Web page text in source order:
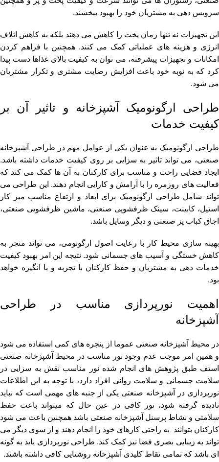
سرویس دهی به مشتریان خود را بهبود ببخشند.
این تجهیزات نه تنها زمان پخت را کاهش می دهند بلکه به کاهش اتلاف
انرژی و هزینه های عملیاتی کمک می کنند. همچنین با فراهم کردن
امکانات و تجهیزات پیشرفته، می توان به کیفیت بالای غذاها دست پیدا
کرد که به نوبه خود باعث افزایش رضایت مشتری و تکرار مشتریان
می شود.
طراحی ارگونومیک آشپزخانه و تاثیر آن بر
کیفیت خدمات
طراحی ارگونومیک به عنوان یکی از عوامل مهم در طراحی آشپزخانه
صنعتی، می تواند تاثیر به سزایی بر روی کیفیت خدمات داشته باشد.
ایجاد فضایی راحت و مناسب برای کارکنان به آن ها کمک می کند که
فعالیت های روزمره را با آرامش و کارایی انجام دهند. این طراحی می
تواند شامل طراحی ارگونومیک برای ابعاد و ارتفاع مناسب میز کار
استیل، کابینت، سینک ظرفشویی صنعتی، ماشین ظرفشویی صنعتی،
اجاق کباب پز صنعتی و دیگر وسایل باشد.
بهینه سازی محیط کار با رعایت اصول ارگونومی، می تواند منجر به
کاهش خستگی و آسیب های جسمانی شود. نتیجه این امر بهبود کیفیت
خدمات دهی به مشتریان و حفظ کارکنان با تجربه و با انگیزه خواهد
بود.
اهمیت نورپردازی مناسب در طراحی
آشپزخانه
در محیط آشپزخانه صنعتی عموما از پنجره های کمی استفاده می شود
و همین امر موجب عدم وجود نور مناسب در محیط آشپزخانه صنعتی
استف طبق پژوهش های انجام شده نور مناسب نقش به سزایی در
سلامت جسمانی و سلامت روانی افراد دارد، با توجه به این اطلاعات
نورپردازی در آشپزخانه صنعتی یکی از جنبه های مهمی است که نباید
نادیده گرفته شود، نور کافی در عین حال که میتواند باعث حفظ
سلامتی و نشاط پرسنل آشپزخانه صنعتی باشد همچنین باعث می شود
کارکنان بتوانند به راحتی کارهای خود را انجام دهند و از سوی دیگر می
تواند به زیبایی بصری فضا نیز کمک کند. طراحی نورپردازی باید به گونه
ای باشد که تمامی نقاط کلیدی آشپزخانه روشنایی کافی داشته باشند.